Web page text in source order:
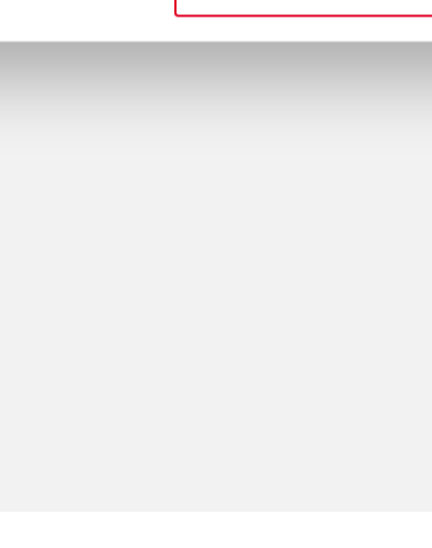
Bestel Meer info